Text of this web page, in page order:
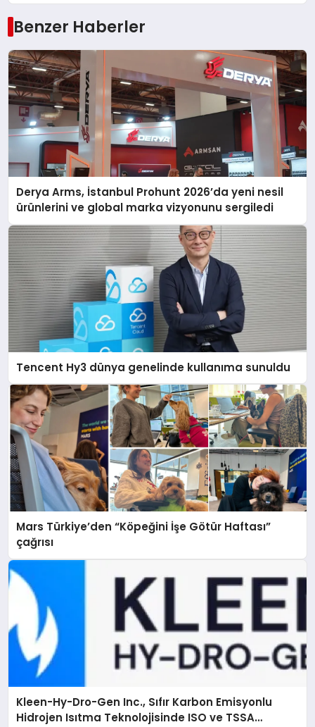
Benzer Haberler
Derya Arms, İstanbul Prohunt 2026’da yeni nesil
ürünlerini ve global marka vizyonunu sergiledi
Tencent Hy3 dünya genelinde kullanıma sunuldu
Mars Türkiye’den “Köpeğini İşe Götür Haftası”
çağrısı
Kleen-Hy-Dro-Gen Inc., Sıfır Karbon Emisyonlu
Hidrojen Isıtma Teknolojisinde ISO ve TSSA